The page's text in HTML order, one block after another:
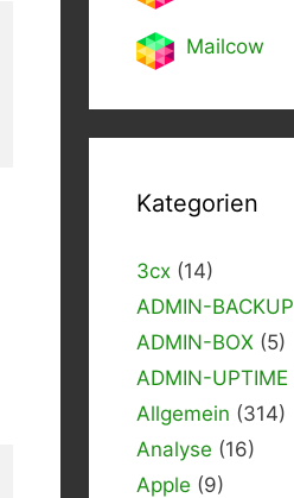
Mailcow
Kategorien
3cx (14)
ADMIN-BACKUP
ADMIN-BOX (5)
ADMIN-UPTIME
Allgemein (314)
Analyse (16)
Apple (9)